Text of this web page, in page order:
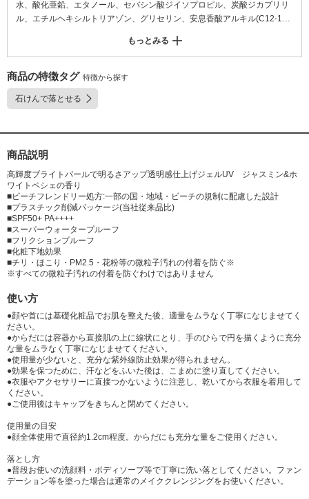
水、酸化亜鉛、エタノール、セバシン酸ジイソプロピル、炭酸ジカプリリ
ル、エチルヘキシルトリアゾン、グリセリン、安息香酸アルキル(C12-1
ル酸Na/アクリロイルジメチルタウリンNa)コポリマー、マイカ、ビスエチ
ルヘキシルオキシフェノールメトキシフェニルトリアジン、BG、イソヘキ
サデカン、トリエトキシカプリリルシラン、ポリアクリル酸アルキル(C10
-30)、シリカ、(アクリレーツ/メタクリル酸ポリトリメチルシロキシ)コポ
リマー、PEG-400、ポリソルベート80、アルキル(C30-45)メチコン、香
もっとみる
商品の特徴タグ 特徴から探す
石けんで落とせる
商品説明
高輝度ブライトパールで明るさアップ透明感仕上げジェルUV ジャスミン&ホ
ワイトペシェの香り
■ビーチフレンドリー処方:一部の国・地域・ビーチの規制に配慮した設計
■プラスチック削減パッケージ(当社従来品比)
■SPF50+ PA++++
■スーパーウォータープルーフ
■フリクションプルーフ
■化粧下地効果
■チリ・ほこり・PM2.5・花粉等の微粒子汚れの付着を防ぐ※
※すべての微粒子汚れの付着を防ぐわけではありません
使い方
●顔や首には基礎化粧品でお肌を整えた後、適量をムラなく丁寧になじませてく
ださい。
●からだには容器から直接肌の上に線状にとり、手のひらで円を描くように充分
な量をムラなく丁寧になじませてください。
●使用量が少ないと、充分な紫外線防止効果が得られません。
●効果を保つために、汗などをふいた後は、こまめに塗り直してください。
●衣服やアクセサリーに直接つかないように注意し、乾いてから衣服を着用して
ください。
●ご使用後はキャップをきちんと閉めてください。
使用量の目安
●顔全体使用で直径約1.2cm程度。からだにも充分な量をご使用ください。
落とし方
●普段お使いの洗顔料・ボディソープ等で丁寧に洗い落としてください。ファン
デーション等を塗った場合は通常のメイククレンジングをお使いください。